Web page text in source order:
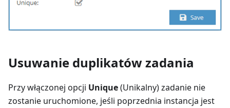
Usuwanie duplikatów zadania
Przy włączonej opcji Unique(Unikalny) zadanie nie
zostanie uruchomione, jeśli poprzednia instancja jest